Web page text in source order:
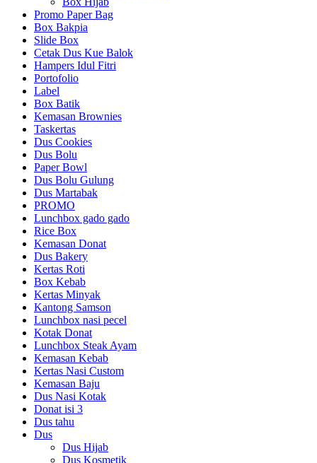
Promo Paper Bag
Box Bakpia
Slide Box
Cetak Dus Kue Balok
Hampers Idul Fitri
Portofolio
Label
Box Batik
Kemasan Brownies
Taskertas
Dus Cookies
Dus Bolu
Paper Bowl
Dus Bolu Gulung
Dus Martabak
PROMO
Lunchbox gado gado
Rice Box
Kemasan Donat
Dus Bakery
Kertas Roti
Box Kebab
Kertas Minyak
Kantong Samson
Lunchbox nasi pecel
Kotak Donat
Lunchbox Steak Ayam
Kemasan Kebab
Kertas Nasi Custom
Kemasan Baju
Dus Nasi Kotak
Donat isi 3
Dus tahu
Dus
Dus Hijab
Dus Kosmetik